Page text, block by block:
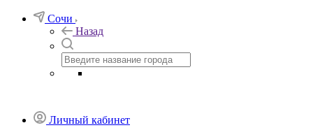
Сочи
Назад
Личный кабинет